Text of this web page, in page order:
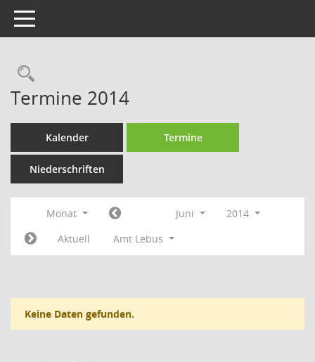
Toggle navigation
Rechercheauswahl
Termine 2014
Kalender Termine
Niederschriften
Monat Juni
2014
Aktuell
Amt Lebus
Keine Daten gefunden.